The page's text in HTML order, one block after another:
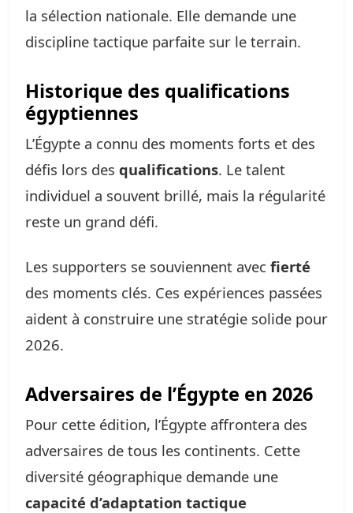
la sélection nationale. Elle demande une
discipline tactique parfaite sur le terrain.
Historique des qualifications
égyptiennes
L’Égypte a connu des moments forts et des
défis lors des qualifications. Le talent
individuel a souvent brillé, mais la régularité
reste un grand défi.
Les supporters se souviennent avec fierté
des moments clés. Ces expériences passées
aident à construire une stratégie solide pour
2026.
Adversaires de l’Égypte en 2026
Pour cette édition, l’Égypte affrontera des
adversaires de tous les continents. Cette
diversité géographique demande une
capacité d’adaptation tactique